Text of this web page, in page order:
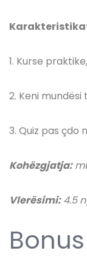
1. Kurse
2. Keni
3. Quiz pas çdo
Kohëzgjatja:
Vlerësimi:4.5
Bonus